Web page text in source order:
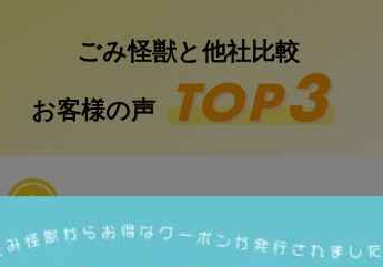
ごみ怪獣と他社比較
お客様の声